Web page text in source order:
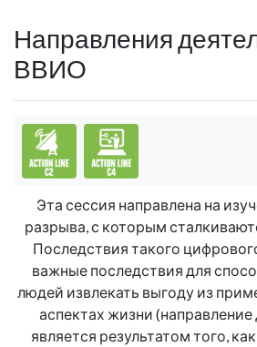
Направления
ВВИО
С2 Информационная и
Эта сессия направлена на
разрыва, с которым
Последствия такого
важные последствия для
людей извлекать выгоду из
аспектах жизни (направление
является результатом того,